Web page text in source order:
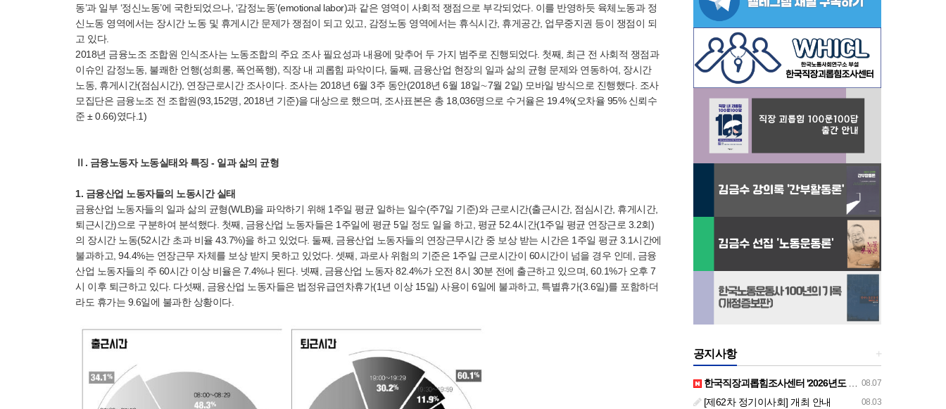
동’과 일부 ‘정신노동’에 국한되었으나, ‘감정노동’(emotional labor)과 같은 영역이 사회적 쟁점으로 부각되었다. 이를 반영하듯 육체노동과 정
신노동 영역에서는 장시간 노동 및 휴게시간 문제가 쟁점이 되고 있고, 감정노동 영역에서는 휴식시간, 휴게공간, 업무중지권 등이 쟁점이 되
고 있다.
2018년 금융노조 조합원 인식조사는 노동조합의 주요 조사 필요성과 내용에 맞추어 두 가지 범주로 진행되었다. 첫째, 최근 전 사회적 쟁점과
이슈인 감정노동, 불쾌한 언행(성희롱, 폭언폭행), 직장 내 괴롭힘 파악이다, 둘째, 금융산업 현장의 일과 삶의 균형 문제와 연동하여, 장시간
노동, 휴게시간(점심시간), 연장근로시간 조사이다. 조사는 2018년 6월 3주 동안(2018년 6월 18일∼7월 2일) 모바일 방식으로 진행했다. 조사
모집단은 금융노조 전 조합원(93,152명, 2018년 기준)을 대상으로 했으며, 조사표본은 총 18,036명으로 수거율은 19.4%(오차율 95% 신뢰수
준 ± 0.66)였다.1)
Ⅱ. 금융노동자 노동실태와 특징 - 일과 삶의 균형
1. 금융산업 노동자들의 노동시간 실태
금융산업 노동자들의 일과 삶의 균형(WLB)을 파악하기 위해 1주일 평균 일하는 일수(주7일 기준)와 근로시간(출근시간, 점심시간, 휴게시간,
퇴근시간)으로 구분하여 분석했다. 첫째, 금융산업 노동자들은 1주일에 평균 5일 정도 일을 하고, 평균 52.4시간(1주일 평균 연장근로 3.2회)
의 장시간 노동(52시간 초과 비율 43.7%)을 하고 있었다. 둘째, 금융산업 노동자들의 연장근무시간 중 보상 받는 시간은 1주일 평균 3.1시간에
불과하고, 94.4%는 연장근무 자체를 보상 받지 못하고 있었다. 셋째, 과로사 위험의 기준은 1주일 근로시간이 60시간이 넘을 경우 인데, 금융
산업 노동자들의 주 60시간 이상 비율은 7.4%나 된다. 넷째, 금융산업 노동자 82.4%가 오전 8시 30분 전에 출근하고 있으며, 60.1%가 오후 7
시 이후 퇴근하고 있다. 다섯째, 금융산업 노동자들은 법정유급연차휴가(1년 이상 15일) 사용이 6일에 불과하고, 특별휴가(3.6일)를 포함하더
라도 휴가는 9.6일에 불과한 상황이다.
+
공지사항
08.07
한국직장괴롭힘조사센터 '2026년도 하반기 주요 사업 안내' (교육/컨설팅)
08.03
[제62차 정기이사회] 개최 안내